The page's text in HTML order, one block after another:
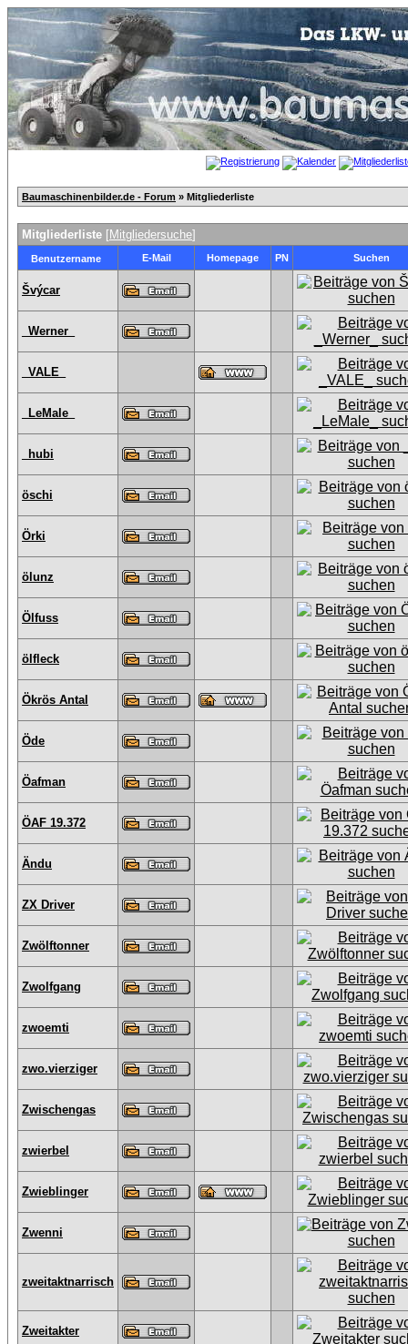
Baumaschinenbilder.de - Forum » Mitgliederliste
Mitgliederliste [Mitgliedersuche]
Benutzername E-Mail Homepage PN Suchen
Švýcar
_Werner_
_VALE_
_LeMale_
_hubi
öschi
Örki
ölunz
Ölfuss
ölfleck
Ökrös Antal
Öde
Öafman
ÖAF 19.372
Ändu
ZX Driver
Zwölftonner
Zwolfgang
zwoemti
zwo.vierziger
Zwischengas
zwierbel
Zwieblinger
Zwenni
zweitaktnarrisch
Zweitakter